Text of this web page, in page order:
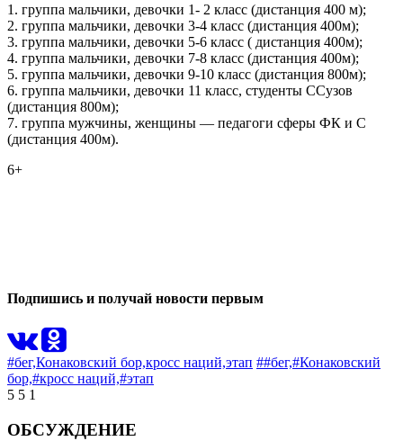
1. группа мальчики, девочки 1- 2 класс (дистанция 400 м);
2. группа мальчики, девочки 3-4 класс (дистанция 400м);
3. группа мальчики, девочки 5-6 класс ( дистанция 400м);
4. группа мальчики, девочки 7-8 класс (дистанция 400м);
5. группа мальчики, девочки 9-10 класс (дистанция 800м);
6. группа мальчики, девочки 11 класс, студенты ССузов
(дистанция 800м);
7. группа мужчины, женщины — педагоги сферы ФК и С
(дистанция 400м).
6+
Подпишись и получай новости первым
#бег,Конаковский бор,кросс наций,этап ##бег,#Конаковский
бор,#кросс наций,#этап
5 5 1
ОБСУЖДЕНИЕ